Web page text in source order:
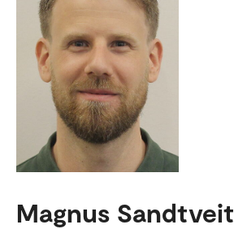
Magnus Sandtveit